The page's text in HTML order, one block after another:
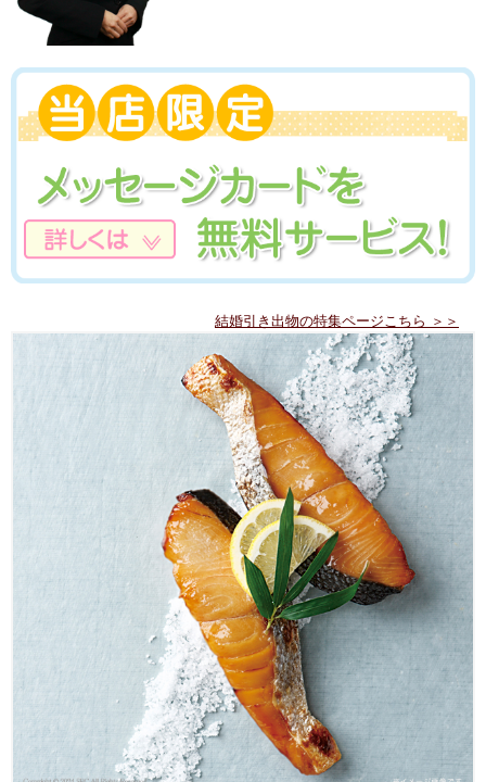
結婚引き出物の特集ページこちら ＞＞